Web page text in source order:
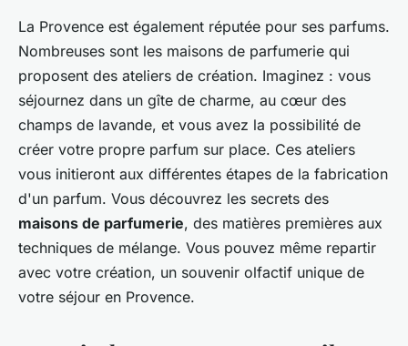
La Provence est également réputée pour ses parfums.
Nombreuses sont les maisons de parfumerie qui
proposent des ateliers de création. Imaginez : vous
séjournez dans un gîte de charme, au cœur des
champs de lavande, et vous avez la possibilité de
créer votre propre parfum sur place. Ces ateliers
vous initieront aux différentes étapes de la fabrication
d'un parfum. Vous découvrez les secrets des
maisons de parfumerie, des matières premières aux
techniques de mélange. Vous pouvez même repartir
avec votre création, un souvenir olfactif unique de
votre séjour en Provence.